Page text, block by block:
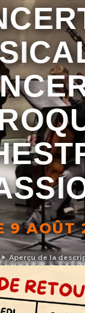
Aperçu de la
9 AOÛT